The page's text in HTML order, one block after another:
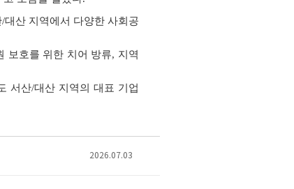
대산 지역에서 다양한 사회공
보호를 위한 치어 방류, 지역
서산/대산 지역의 대표 기업
2026.07.03